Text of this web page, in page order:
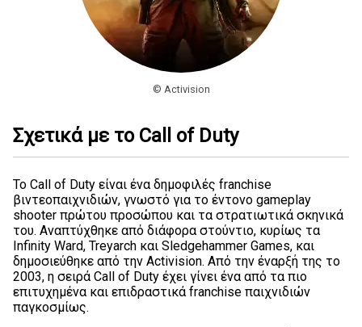
© Activision
Σχετικά με το Call of Duty
Το Call of Duty είναι ένα δημοφιλές franchise
βιντεοπαιχνιδιών, γνωστό για το έντονο gameplay
shooter πρώτου προσώπου και τα στρατιωτικά σκηνικά
του. Αναπτύχθηκε από διάφορα στούντιο, κυρίως τα
Infinity Ward, Treyarch και Sledgehammer Games, και
δημοσιεύθηκε από την Activision. Από την έναρξή της το
2003, η σειρά Call of Duty έχει γίνει ένα από τα πιο
επιτυχημένα και επιδραστικά franchise παιχνιδιών
παγκοσμίως.